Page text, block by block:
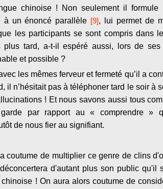
chinoise ! Non seulement il
à un énoncé parallèle [9], lui permet de
les participants se sont compris dans
plus tard, a-t-il espéré aussi, lors de
et possible ?
les mêmes ferveur et fermeté qu’il a
il n’hésitait pas à téléphoner tard le soir à
! Et nous savons aussi tous
par rapport au « comprendre »
de nous fier au signifiant.
coutume de multiplier ce genre de clins
d'autant plus son public qu'il
! On aura alors coutume de